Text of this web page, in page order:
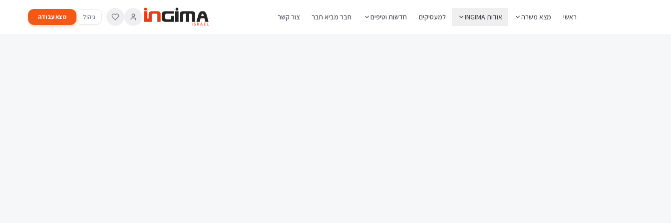
ראשי מצא משרה אודות INGIMA למעסיקים חדשות וטיפים חבר מביא חבר צור קשר ניהול מצא עבודה